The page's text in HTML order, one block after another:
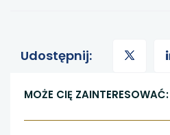
NOWEJ
KARCIE
Udostępnij: uwaga,
MOŻE CIĘ ZAINTERESOWAĆ: